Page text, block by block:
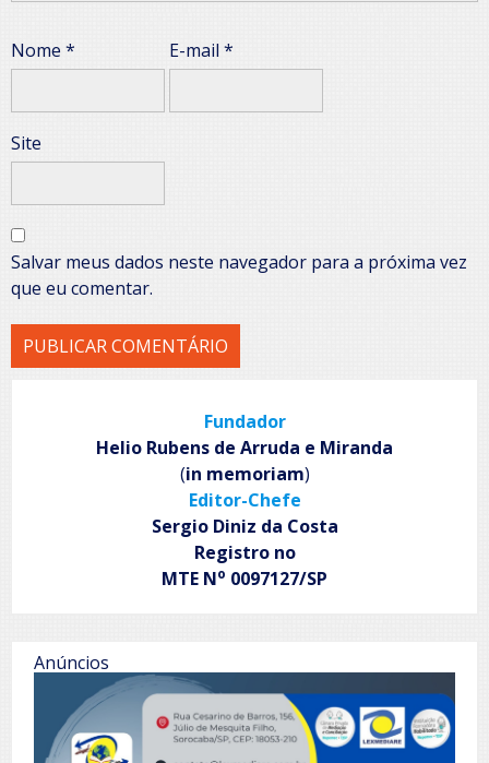
Nome * E-mail *
Site
Salvar meus dados neste navegador para a próxima vez
que eu comentar.
Fundador
Helio Rubens de Arruda e Miranda
(in memoriam)
Editor-Chefe
Sergio Diniz da Costa
Registro no
MTE No 0097127/SP
Anúncios